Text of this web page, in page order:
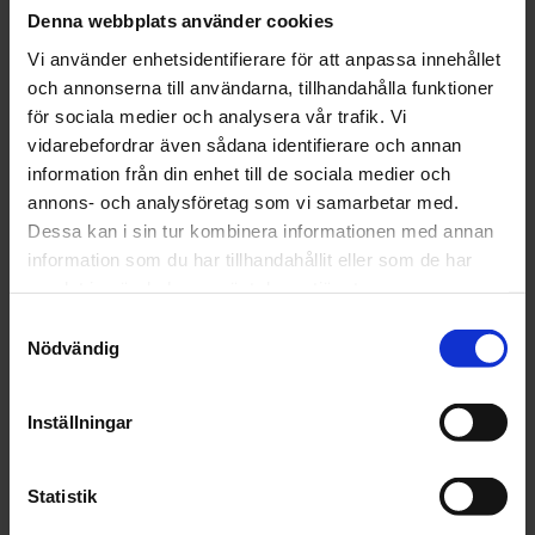
Denna webbplats använder cookies
Vi använder enhetsidentifierare för att anpassa innehållet
och annonserna till användarna, tillhandahålla funktioner
för sociala medier och analysera vår trafik. Vi
vidarebefordrar även sådana identifierare och annan
information från din enhet till de sociala medier och
annons- och analysföretag som vi samarbetar med.
Dessa kan i sin tur kombinera informationen med annan
information som du har tillhandahållit eller som de har
Nödvändig
Inställningar
Statistik
KÖP
Tryckår 1982
30%
Tryckår 1982
30%